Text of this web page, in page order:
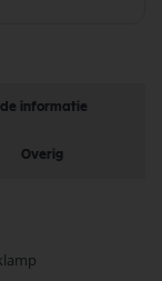
informatie
Overig